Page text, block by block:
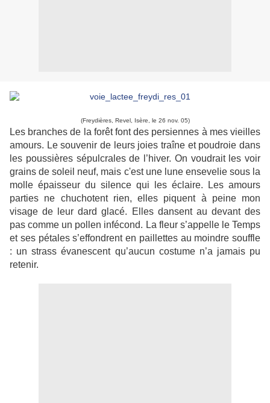
(Freydières, Revel, Isère, le 26 nov. 05)
Les branches de la forêt font des persiennes à mes vieilles
amours. Le souvenir de leurs joies traîne et poudroie dans
les poussières sépulcrales de l’hiver. On voudrait les voir
grains de soleil neuf, mais c'est une lune ensevelie sous la
molle épaisseur du silence qui les éclaire. Les amours
parties ne chuchotent rien, elles piquent à peine mon
visage de leur dard glacé. Elles dansent au devant des
pas comme un pollen infécond. La fleur s’appelle le Temps
et ses pétales s’effondrent en paillettes au moindre souffle
: un strass évanescent qu’aucun costume n’a jamais pu
retenir.